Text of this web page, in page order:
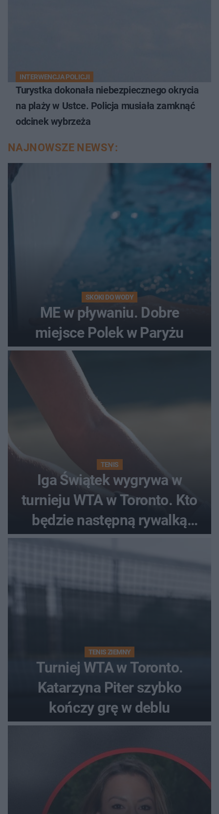
INTERWENCJA POLICJI
Turystka dokonała niebezpiecznego okrycia
na plaży w Ustce. Policja musiała zamknąć
odcinek wybrzeża
NAJNOWSZE NEWSY:
SKOKI DO WODY
ME w pływaniu. Dobre
miejsce Polek w Paryżu
TENIS
Iga Świątek wygrywa w
turnieju WTA w Toronto. Kto
będzie następną rywalką
TENIS ZIEMNY
Turniej WTA w Toronto.
Katarzyna Piter szybko
kończy grę w deblu